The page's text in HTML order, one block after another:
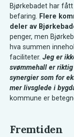
Bjørkebadet har
befaring. Flere
deler av
penger, men
hva summen
faciliteter. Jeg er
svømmehall er
synergier som for
mer livsglede i
kommune er
Fremtiden